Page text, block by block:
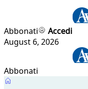
Abbonati
Accedi
August 6, 2026
Abbonati